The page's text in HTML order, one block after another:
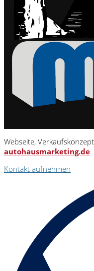
Webseite,
autohausmarketing.de
Kontakt aufnehmen